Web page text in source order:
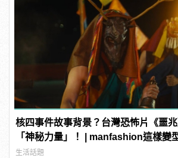
核四事件故事背景？台灣恐怖片《噩
「神秘力量」！ | manfashion這樣變
生活話題